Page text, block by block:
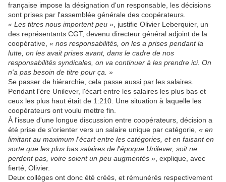
française impose la désignation d'un responsable, les décisions
sont prises par l'assemblée générale des coopérateurs.
« Les titres nous importent peu » , justifie Olivier Leberquier, un
des représentants CGT, devenu directeur général adjoint de la
coopérative, « nos responsabilités, on les a prises pendant la
lutte, on les avait prises avant, dans le cadre de nos
responsabilités syndicales, on va continuer à les prendre ici. On
n'a pas besoin de titre pour ça. »
Se passer de hiérarchie, cela passe aussi par les salaires.
Pendant l'ère Unilever, l'écart entre les salaires les plus bas et
ceux les plus haut était de 1:210. Une situation à laquelle les
coopérateurs ont voulu mettre fin.
À l'issue d'une longue discussion entre coopérateurs, décision a
été prise de s'orienter vers un salaire unique par catégorie, « en
limitant au maximum l'écart entre les catégories, et en faisant en
sorte que les plus bas salaires de l'époque Unilever, soit ne
perdent pas, voire soient un peu augmentés » , explique, avec
fierté, Olivier.
Deux collèges ont donc été créés, et rémunérés respectivement